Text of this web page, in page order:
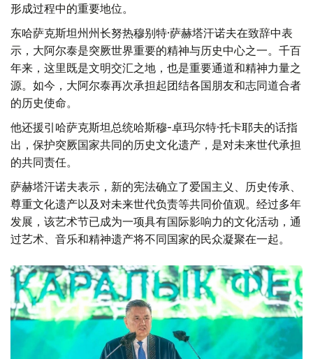
形成过程中的重要地位。
东哈萨克斯坦州州长努热穆别特·萨赫塔汗诺夫在致辞中表
示，大阿尔泰是突厥世界重要的精神与历史中心之一。千百
年来，这里既是文明交汇之地，也是重要通道和精神力量之
源。如今，大阿尔泰再次承担起团结各国朋友和志同道合者
的历史使命。
他还援引哈萨克斯坦总统哈斯穆-卓玛尔特·托卡耶夫的话指
出，保护突厥国家共同的历史文化遗产，是对未来世代承担
的共同责任。
萨赫塔汗诺夫表示，新的宪法确立了爱国主义、历史传承、
尊重文化遗产以及对未来世代负责等共同价值观。经过多年
发展，该艺术节已成为一项具有国际影响力的文化活动，通
过艺术、音乐和精神遗产将不同国家的民众凝聚在一起。